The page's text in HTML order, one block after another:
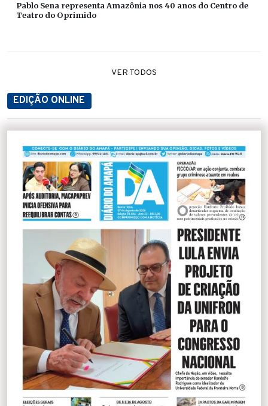
Pablo Sena representa Amazônia nos 40 anos do Centro de
Teatro do Oprimido
VER TODOS
EDIÇÃO ONLINE